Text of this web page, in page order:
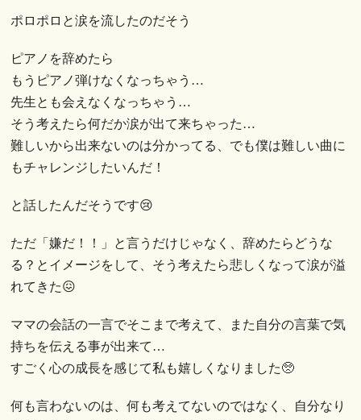
ポロポロと涙を流したのだそう
ピアノを辞めたら
もうピアノ弾けなくなっちゃう…
先生とも会えなくなっちゃう…
そう考えたら何だか涙が出て来ちゃった…
難しいから出来ないのは分かってる、でも僕は難しい曲に
もチャレンジしたいんだ！
と話したんだそうです😢
ただ「嫌だ！！」と言うだけじゃなく、辞めたらどうな
る？とイメージをして、そう考えたら悲しくなって涙が溢
れてきた😖
ママの会話の一言でそこまで考えて、また自分の言葉で気
持ちを伝える事が出来て…
すごく心の成長を感じて私も嬉しくなりました🥺
何も言わないのは、何も考えてないのではなく、自分なり